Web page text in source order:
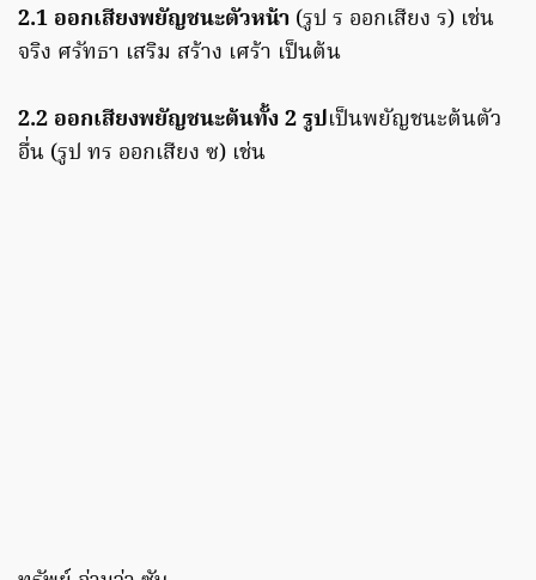
2.1 ออกเสียงพยัญชนะตัวหน้า (รูป ร ออกเสียง ร) เช่น
จริง ศรัทธา เสริม สร้าง เศร้า เป็นต้น
2.2 ออกเสียงพยัญชนะต้นทั้ง 2 รูปเป็นพยัญชนะต้นตัว
อื่น (รูป ทร ออกเสียง ซ) เช่น